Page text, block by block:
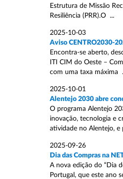
Estrutura de Missão
Resiliência (PRR).O ...
2025-10-03
Aviso CENTRO2030-
Encontra-se aberto,
ITI CIM do Oeste –
com uma taxa máxima
2025-10-01
Alentejo 2030 abre
O programa Alentejo
inovação, tecnologia e
atividade no Alentejo, e
2025-09-26
Dia das Compras na
A nova edição do “Dia
Portugal, que este ano